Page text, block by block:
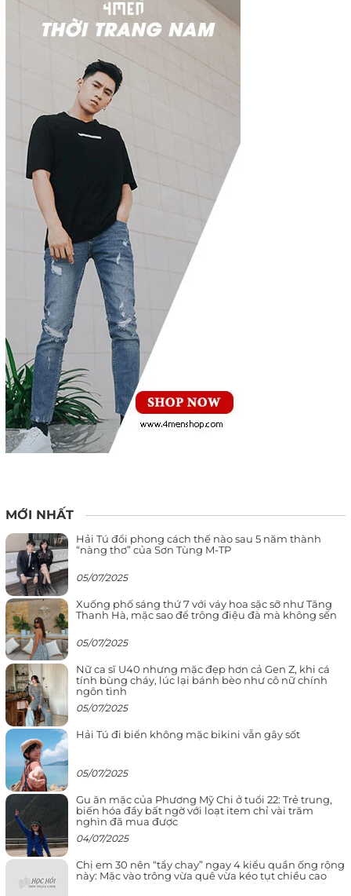
MỚI NHẤT
Hải Tú đổi phong cách thế nào sau 5 năm thành
“nàng thơ” của Sơn Tùng M-TP
05/07/2025
Xuống phố sáng thứ 7 với váy hoa sặc sỡ như Tăng
Thanh Hà, mặc sao để trông điệu đà mà không sến
05/07/2025
Nữ ca sĩ U40 nhưng mặc đẹp hơn cả Gen Z, khi cá
tính bùng cháy, lúc lại bánh bèo như cô nữ chính
ngôn tình
05/07/2025
Hải Tú đi biển không mặc bikini vẫn gây sốt
05/07/2025
Gu ăn mặc của Phương Mỹ Chi ở tuổi 22: Trẻ trung,
biến hóa đầy bất ngờ với loạt item chỉ vài trăm
nghìn đã mua được
04/07/2025
Chị em 30 nên “tẩy chay” ngay 4 kiểu quần ống rộng
này: Mặc vào trông vừa quê vừa kéo tụt chiều cao